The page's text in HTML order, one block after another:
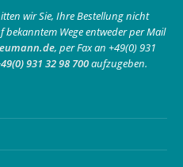
wir Sie, Ihre Bestellung nicht
Wege entweder per Mail
, per Fax an +49(0) 931
931 32 98 700aufzugeben.